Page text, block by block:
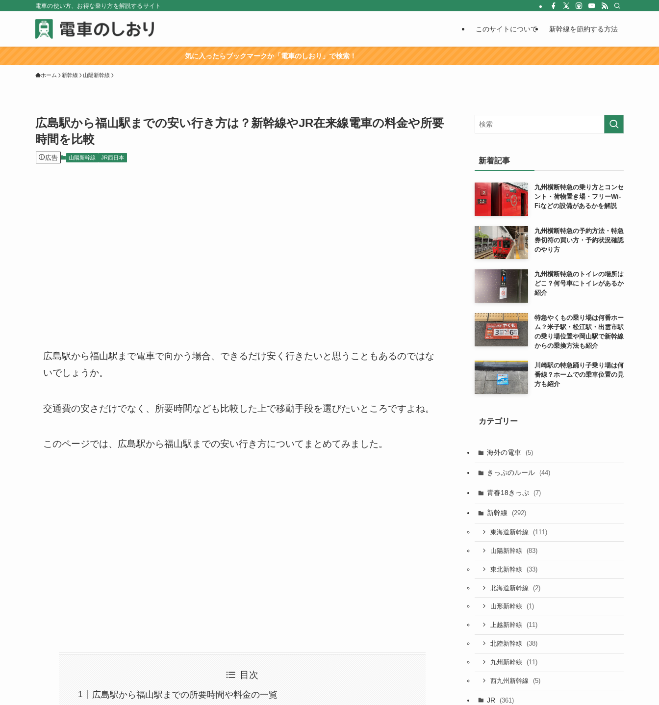
電車の使い方、お得な乗り方を解説するサイト
このサイトについて 新幹線を節約する方法
気に入ったらブックマークか「電車のしおり」で検索！
ホーム 新幹線 山陽新幹線
広島駅から福山駅までの安い行き方は？新幹線やJR在来線電車の料金や所要
時間を比較
広告 山陽新幹線 JR西日本
広島駅から福山駅まで電車で向かう場合、できるだけ安く行きたいと思うこともあるのではな
いでしょうか。
交通費の安さだけでなく、所要時間なども比較した上で移動手段を選びたいところですよね。
このページでは、広島駅から福山駅までの安い行き方についてまとめてみました。
目次
広島駅から福山駅までの所要時間や料金の一覧
新着記事
九州横断特急の乗り方とコンセ
ント・荷物置き場・フリーWi-
Fiなどの設備があるかを解説
九州横断特急の予約方法・特急
券切符の買い方・予約状況確認
のやり方
九州横断特急のトイレの場所は
どこ？何号車にトイレがあるか
紹介
特急やくもの乗り場は何番ホー
ム？米子駅・松江駅・出雲市駅
の乗り場位置や岡山駅で新幹線
からの乗換方法も紹介
川崎駅の特急踊り子乗り場は何
番線？ホームでの乗車位置の見
方も紹介
カテゴリー
海外の電車 (5)
きっぷのルール (44)
青春18きっぷ (7)
新幹線 (292)
東海道新幹線 (111)
山陽新幹線 (83)
東北新幹線 (33)
北海道新幹線 (2)
山形新幹線 (1)
上越新幹線 (11)
北陸新幹線 (38)
九州新幹線 (11)
西九州新幹線 (5)
JR (361)